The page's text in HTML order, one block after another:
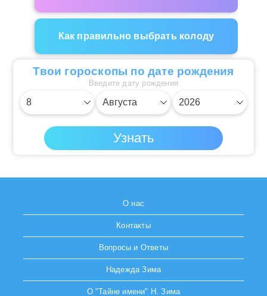
Как правильно выбрать колоду
Твои гороскопы по дате рождения
Введите дату рождения
О нас
Контакты
Вопросы и Ответы
Надежда Зима
О "Тайне имени" Н. Зима